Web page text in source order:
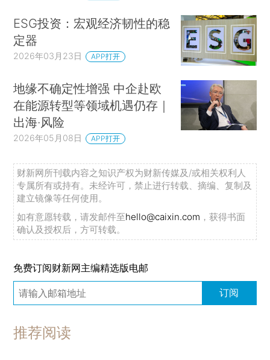
ESG投资：宏观经济韧性的稳
定器
2026年03月23日 APP打开
地缘不确定性增强 中企赴欧
在能源转型等领域机遇仍存｜
出海·风险
2026年05月08日 APP打开
财新网所刊载内容之知识产权为财新传媒及/或相关权利人
专属所有或持有。未经许可，禁止进行转载、摘编、复制及
建立镜像等任何使用。
如有意愿转载，请发邮件至hello@caixin.com ，获得书面
确认及授权后，方可转载。
免费订阅财新网主编精选版电邮
订阅
推荐阅读